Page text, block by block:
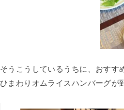
そうこうしているうちに、おすす
ひまわりオムライスハンバーグ